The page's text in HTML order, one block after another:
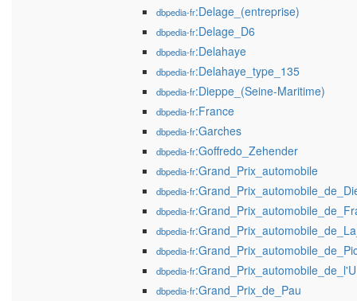
dbpedia-fr:Delage_(entreprise)
dbpedia-fr:Delage_D6
dbpedia-fr:Delahaye
dbpedia-fr:Delahaye_type_135
dbpedia-fr:Dieppe_(Seine-Maritime)
dbpedia-fr:France
dbpedia-fr:Garches
dbpedia-fr:Goffredo_Zehender
dbpedia-fr:Grand_Prix_automobile
dbpedia-fr
dbpedia-fr
dbpedia-fr
dbpedia-fr
dbpedia-fr
dbpedia-fr:Grand_Prix_de_Pau